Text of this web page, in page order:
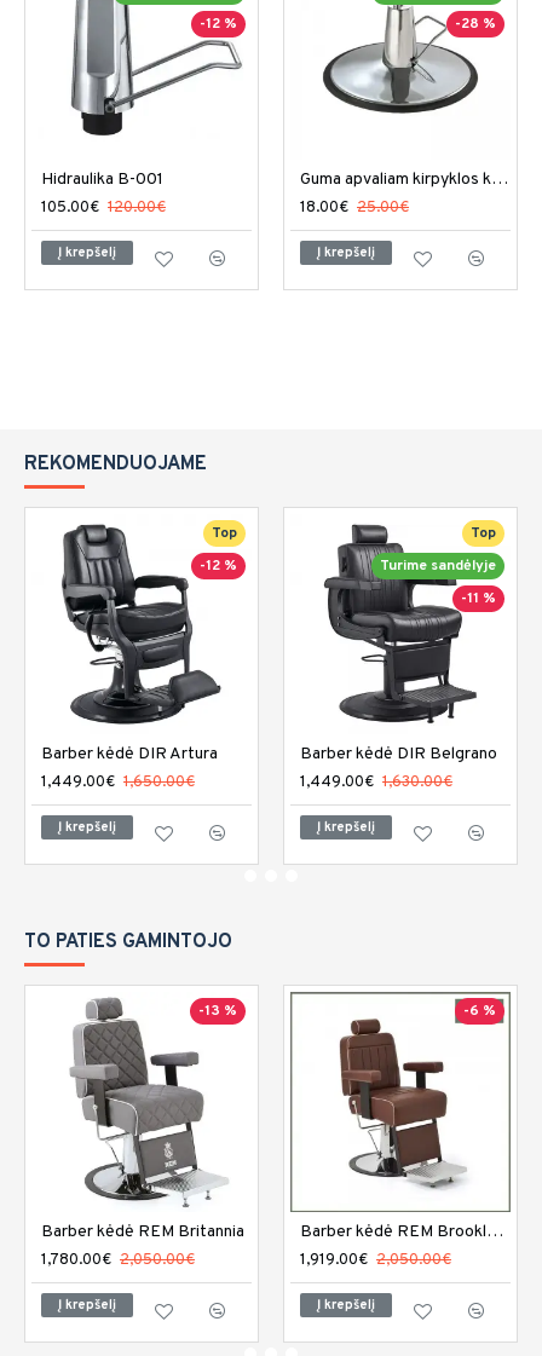
-12 %
Hidraulika B-001
105.00€ 120.00€
Į krepšelį
-28 %
Guma apvaliam kirpyklos kėdės stovui G-001
18.00€ 25.00€
Į krepšelį
REKOMENDUOJAME
Top
-12 %
Barber kėdė DIR Artura
1,449.00€ 1,650.00€
Į krepšelį
Top
Turime sandėlyje
-11 %
Barber kėdė DIR Belgrano
1,449.00€ 1,630.00€
Į krepšelį
TO PATIES GAMINTOJO
-13 %
Barber kėdė REM Britannia
1,780.00€ 2,050.00€
Į krepšelį
-6 %
Barber kėdė REM Brookland
1,919.00€ 2,050.00€
Į krepšelį